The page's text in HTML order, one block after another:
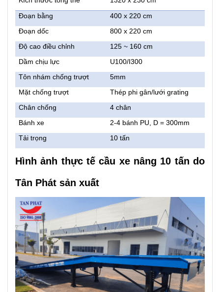
Đoạn bằng
400 x 220 cm
Đoạn dốc
800 x 220 cm
Độ cao điều chỉnh
125 ~ 160 cm
Dầm chịu lực
U100/I300
Tôn nhám chống trượt
5mm
Mặt chống trượt
Thép phi gân/lưới grating
Chân chống
4 chân
Bánh xe
2-4 bánh PU, D = 300mm
Tải trọng
10 tấn
Hình ảnh thực tế cầu xe nâng 10 tấn do
Tân Phát sản xuất